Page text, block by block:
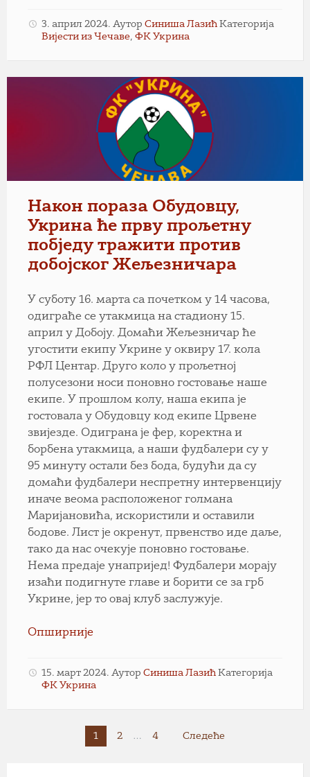
3. април 2024. Аутор Синиша Лазић Категорија
Вијести из Чечаве, ФК Укрина
Након пораза Обудовцу,
Укрина ће прву прољетну
побједу тражити против
добојског Жељезничара
У суботу 16. марта са почетком у 14 часова,
одиграће се утакмица на стадиону 15.
април у Добоју. Домаћи Жељезничар ће
угостити екипу Укрине у оквиру 17. кола
РФЛ Центар. Друго коло у прољетној
полусезони носи поновно гостовање наше
екипе. У прошлом колу, наша екипа је
гостовала у Обудовцу код екипе Црвене
звијезде. Одиграна је фер, коректна и
борбена утакмица, а наши фудбалери су у
95 минуту остали без бода, будући да су
домаћи фудбалери неспретну интервенцију
иначе веома расположеног голмана
Маријановића, искористили и оставили
бодове. Лист је окренут, првенство иде даље,
тако да нас очекује поновно гостовање.
Нема предаје унапријед! Фудбалери морају
изаћи подигнуте главе и борити се за грб
Укрине, јер то овај клуб заслужује.
Опширније
15. март 2024. Аутор Синиша Лазић Категорија
ФК Укрина
Пагинација1 2 … 4 Следеће